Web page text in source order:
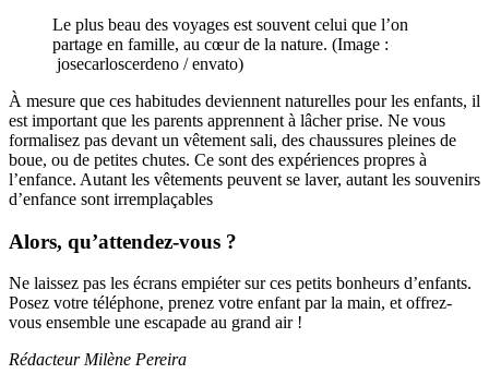
Le plus beau des voyages est souvent celui que l’on
partage en famille, au cœur de la nature. (Image :
josecarloscerdeno / envato)
À mesure que ces habitudes deviennent naturelles pour les enfants, il
est important que les parents apprennent à lâcher prise. Ne vous
formalisez pas devant un vêtement sali, des chaussures pleines de
boue, ou de petites chutes. Ce sont des expériences propres à
l’enfance. Autant les vêtements peuvent se laver, autant les souvenirs
d’enfance sont irremplaçables
Alors, qu’attendez-vous ?
Ne laissez pas les écrans empiéter sur ces petits bonheurs d’enfants.
Posez votre téléphone, prenez votre enfant par la main, et offrez-
vous ensemble une escapade au grand air !
Rédacteur Milène Pereira